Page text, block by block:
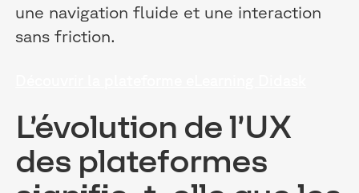
une navigation fluide et une interaction
sans friction.
L’évolution de l’UX
des plateformes